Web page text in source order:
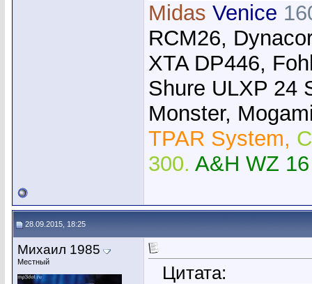
Midas Venice
RCM26,
XTA DP446,
Shure ULXP 24
Monster,
TPAR System,
300. A&H WZ
28.09.2015, 18:25
Михаил 1985
Местный
Цитата: